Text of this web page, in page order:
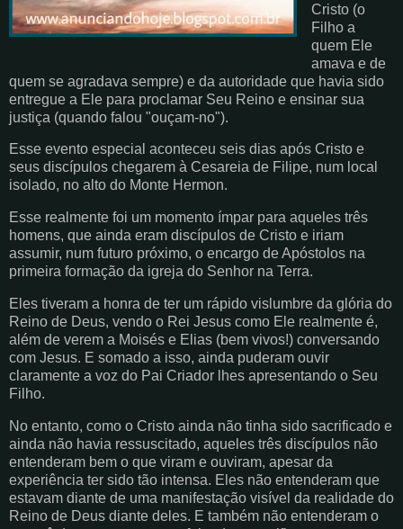
Cristo (o
Filho a
quem Ele
amava e de
quem se agradava sempre) e da autoridade que havia sido
entregue a Ele para proclamar Seu Reino e ensinar sua
justiça (quando falou "ouçam-no").
Esse evento especial aconteceu seis dias após Cristo e
seus discípulos chegarem à Cesareia de Filipe, num local
isolado, no alto do Monte Hermon.
Esse realmente foi um momento ímpar para aqueles três
homens, que ainda eram discípulos de Cristo e iriam
assumir, num futuro próximo, o encargo de Apóstolos na
primeira formação da igreja do Senhor na Terra.
Eles tiveram a honra de ter um rápido vislumbre da glória do
Reino de Deus, vendo o Rei Jesus como Ele realmente é,
além de verem a Moisés e Elias (bem vivos!) conversando
com Jesus. E somado a isso, ainda puderam ouvir
claramente a voz do Pai Criador lhes apresentando o Seu
Filho.
No entanto, como o Cristo ainda não tinha sido sacrificado e
ainda não havia ressuscitado, aqueles três discípulos não
entenderam bem o que viram e ouviram, apesar da
experiência ter sido tão intensa. Eles não entenderam que
estavam diante de uma manifestação visível da realidade do
Reino de Deus diante deles. E também não entenderam o